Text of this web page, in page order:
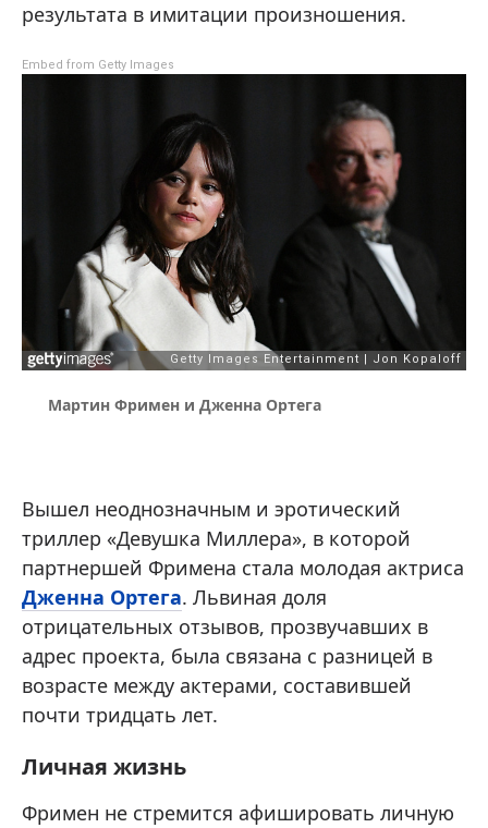
результата в имитации произношения.
Embed from Getty Images
Мартин Фримен и Дженна Ортега
Вышел неоднозначным и эротический
триллер «Девушка Миллера», в которой
партнершей Фримена стала молодая актриса
Дженна Ортега. Львиная доля
отрицательных отзывов, прозвучавших в
адрес проекта, была связана с разницей в
возрасте между актерами, составившей
почти тридцать лет.
Личная жизнь
Фримен не стремится афишировать личную